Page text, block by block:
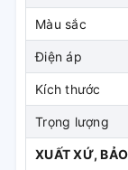
Màu sắc
Điện áp
Kích thước
Trọng lượng
XUẤT XỨ,